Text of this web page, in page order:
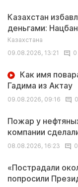
Казахстан
деньгами:
Казахстана
09.08.2026, 13:21
0
Как имя
Гадима из Актау
09.08.2026, 09:16
0
Пожар у
компании
08.08.2026, 16:23
0
«Пострадали
попросили